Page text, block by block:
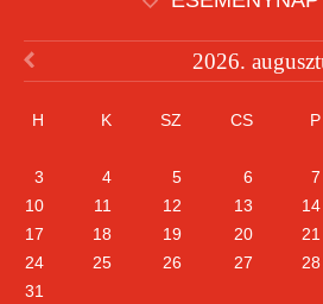
2026.
H K SZ CS P
3
4 5 6 7
10
11 12 13 14
17
18 19 20 21
24
25 26 27 28
31